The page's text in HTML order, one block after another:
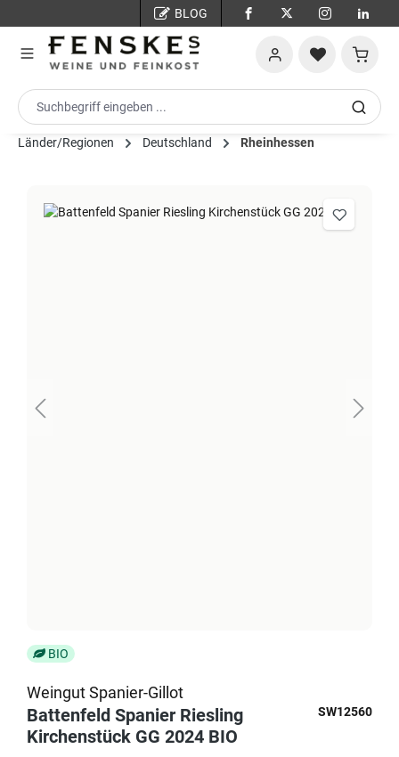
BLOG
Länder/Regionen Deutschland Rheinhessen
BIO
Weingut Spanier-Gillot
Battenfeld Spanier Riesling
Kirchenstück GG 2024 BIO
SW12560